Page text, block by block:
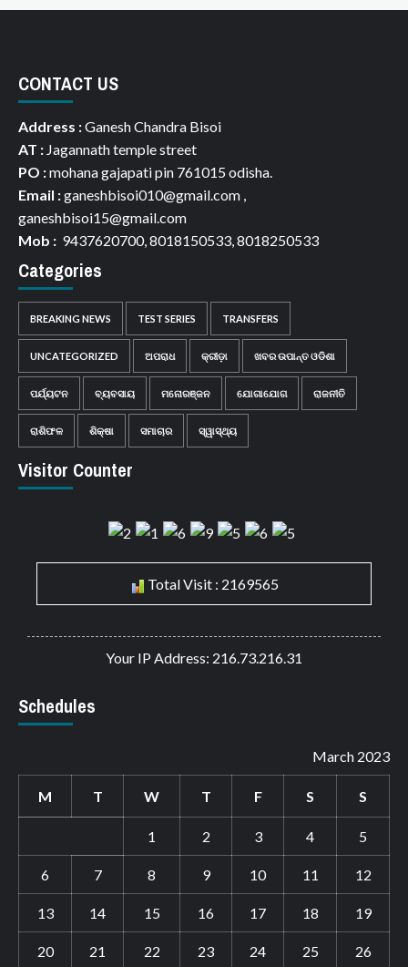
CONTACT US
Address :Ganesh Chandra Bisoi
AT : Jagannath temple street
PO :mohana gajapati pin 761015 odisha.
Email :ganeshbisoi010@gmail.com ,
ganeshbisoi15@gmail.com
Mob : 9437620700, 8018150533, 8018250533
Categories
BREAKING NEWS TEST SERIES TRANSFERS
UNCATEGORIZED ଅପରାଧ କ୍ରୀଡ଼ା ଖବର ଉପାନ୍ତ ଓଡିଶା
ପର୍ଯ୍ୟଟନ ବ୍ୟବସାୟ ମନୋରଞ୍ଜନ ଯୋଗାଯୋଗ ରାଜନୀତି
ରାଶିଫଳ ଶିକ୍ଷା ସମାଚାର ସ୍ୱାସ୍ଥ୍ୟ
Visitor Counter
Total Visit : 2169565
Your IP Address: 216.73.216.31
Schedules
March 2023
M T W T F S S
1 2 3 4 5
6 7 8 9 10 11 12
13 14 15 16 17 18 19
20 21 22 23 24 25 26